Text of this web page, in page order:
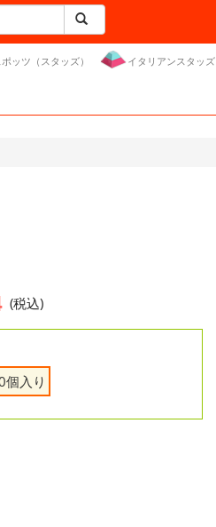
ッツ（スタッズ） イタリアンスタッズ
(税込)
個入り